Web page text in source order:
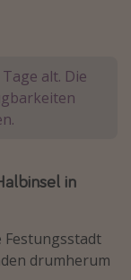
alt. Die
in
Festungsstadt
drumherum